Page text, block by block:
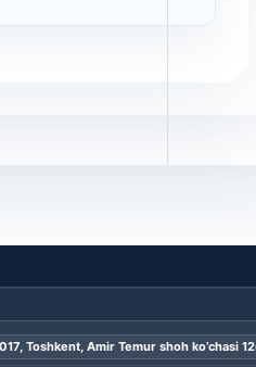
Toshkent, Amir Temur shoh ko’chasi